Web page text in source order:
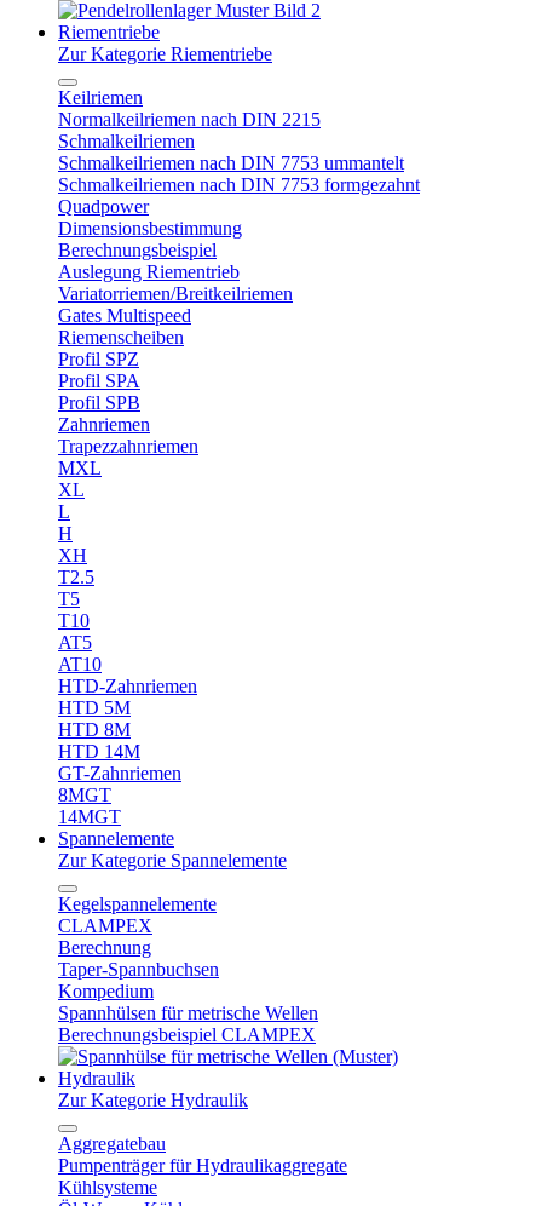
Riementriebe
Zur Kategorie Riementriebe
Keilriemen
Normalkeilriemen nach DIN 2215
Schmalkeilriemen
Schmalkeilriemen nach DIN 7753 ummantelt
Schmalkeilriemen nach DIN 7753 formgezahnt
Quadpower
Dimensionsbestimmung
Berechnungsbeispiel
Auslegung Riementrieb
Variatorriemen/Breitkeilriemen
Gates Multispeed
Riemenscheiben
Profil SPZ
Profil SPA
Profil SPB
Zahnriemen
Trapezzahnriemen
MXL
XL
L
H
XH
T2.5
T5
T10
AT5
AT10
HTD-Zahnriemen
HTD 5M
HTD 8M
HTD 14M
GT-Zahnriemen
8MGT
14MGT
Spannelemente
Zur Kategorie Spannelemente
Kegelspannelemente
CLAMPEX
Berechnung
Taper-Spannbuchsen
Kompedium
Spannhülsen für metrische Wellen
Berechnungsbeispiel CLAMPEX
Hydraulik
Zur Kategorie Hydraulik
Aggregatebau
Pumpenträger für Hydraulikaggregate
Kühlsysteme